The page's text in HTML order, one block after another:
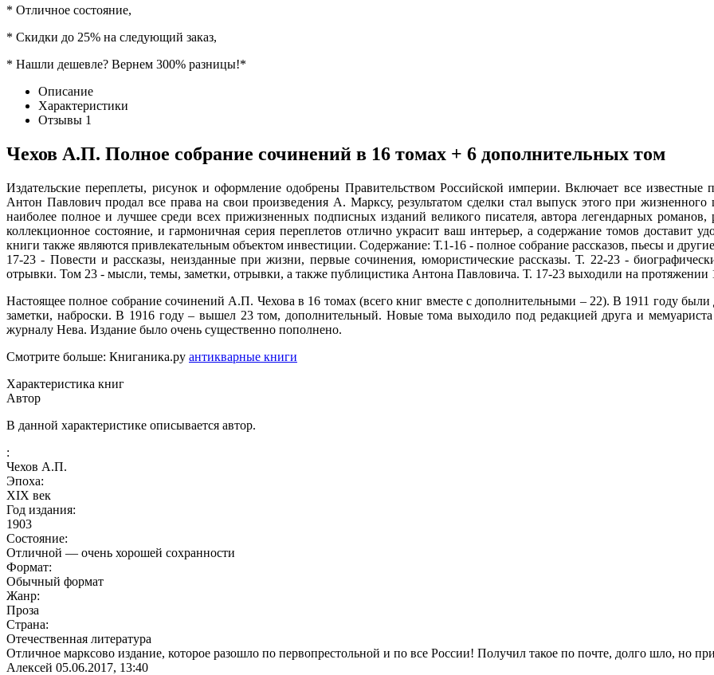
* Отличное состояние,
* Скидки до 25% на следующий заказ,
* Нашли дешевле? Вернем 300% разницы!*
Описание
Характеристики
Отзывы 1
Чехов А.П. Полное собрание сочинений в 16 томах + 6 дополнительных том
Издательские переплеты, рисунок и оформление одобрены Правительством Российской империи. Включает все известные
Антон Павлович продал все права на свои произведения А. Марксу, результатом сделки стал выпуск этого при
наиболее полное и лучшее среди всех прижизненных подписных изданий великого писателя, автора легендарных
коллекционное состояние, и гармоничная серия переплетов отлично украсит ваш интерьер, а содержание томов доставит
книги также являются привлекательным объектом инвестиции. Содержание: Т.1-16 - полное собрание рассказов, пьесы и
17-23 - Повести и рассказы, неизданные при жизни, первые сочинения, юмористические рассказы. Т. 22-23 -
отрывки. Том 23 - мысли, темы, заметки, отрывки, а также публицистика Антона Павловича. Т. 17-23 выходили на протяжении
Настоящее полное собрание сочинений А.П. Чехова в 16 томах (всего книг вместе с дополнительными – 22). В 1911 году
заметки, наброски. В 1916 году – вышел 23 том, дополнительный. Новые тома выходило под редакцией друга и
журналу Нева. Издание было очень существенно пополнено.
Смотрите больше: Книганика.ру антикварные книги
Характеристика книг
Автор
В данной характеристике описывается автор.
:
Чехов А.П.
Эпоха:
XIX век
Год издания:
1903
Состояние:
Отличной — очень хорошей сохранности
Формат:
Обычный формат
Жанр:
Проза
Страна:
Отечественная литература
Отличное марксово издание, которое разошло по первопрестольной и по все России! Получил такое по почте, долго шло, но
Алексей 05.06.2017, 13:40